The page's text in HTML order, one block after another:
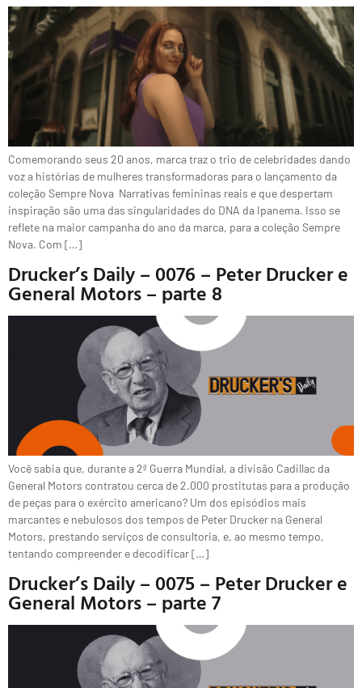
Comemorando seus 20 anos, marca traz o trio de celebridades dando
voz a histórias de mulheres transformadoras para o lançamento da
coleção Sempre Nova Narrativas femininas reais e que despertam
inspiração são uma das singularidades do DNA da Ipanema. Isso se
reflete na maior campanha do ano da marca, para a coleção Sempre
Nova. Com […]
Drucker’s Daily – 0076 – Peter Drucker e
General Motors – parte 8
Você sabia que, durante a 2ª Guerra Mundial, a divisão Cadillac da
General Motors contratou cerca de 2.000 prostitutas para a produção
de peças para o exército americano? Um dos episódios mais
marcantes e nebulosos dos tempos de Peter Drucker na General
Motors, prestando serviços de consultoria, e, ao mesmo tempo,
tentando compreender e decodificar […]
Drucker’s Daily – 0075 – Peter Drucker e
General Motors – parte 7